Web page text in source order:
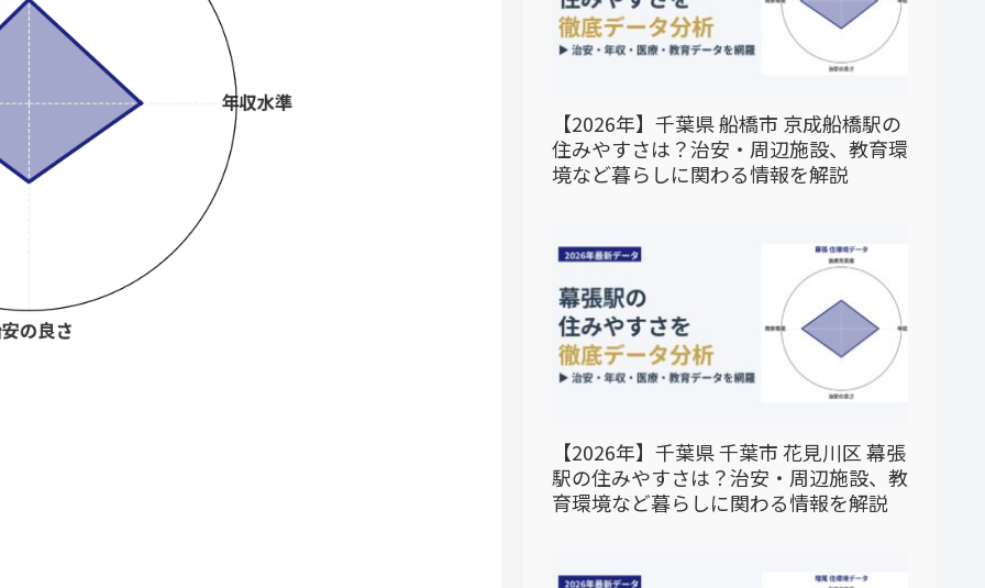
【2026年】千葉県 船橋市 京成船橋駅の
住みやすさは？治安・周辺施設、教育環
境など暮らしに関わる情報を解説
【2026年】千葉県 千葉市 花見川区 幕張
駅の住みやすさは？治安・周辺施設、教
育環境など暮らしに関わる情報を解説